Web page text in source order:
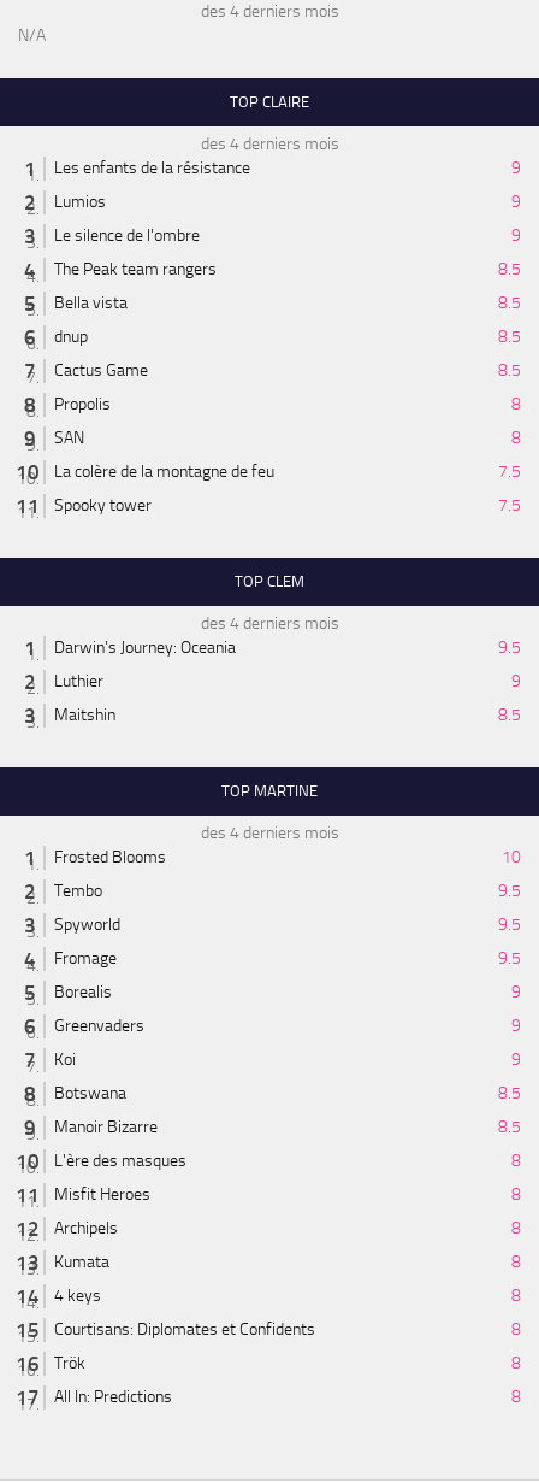
des 4 derniers mois
N/A
TOP CLAIRE
des 4 derniers mois
Les enfants de la résistance
9
Lumios
9
Le silence de l'ombre
9
The Peak team rangers
8.5
Bella vista
8.5
dnup
8.5
Cactus Game
8.5
Propolis
8
SAN
8
La colère de la montagne de feu
7.5
Spooky tower
7.5
TOP CLEM
des 4 derniers mois
Darwin's Journey: Oceania
9.5
Luthier
9
Maitshin
8.5
TOP MARTINE
des 4 derniers mois
Frosted Blooms
10
Tembo
9.5
Spyworld
9.5
Fromage
9.5
Borealis
9
Greenvaders
9
Koi
9
Botswana
8.5
Manoir Bizarre
8.5
L'ère des masques
8
Misfit Heroes
8
Archipels
8
Kumata
8
4 keys
8
Courtisans: Diplomates et Confidents
8
Trök
8
All In: Predictions
8